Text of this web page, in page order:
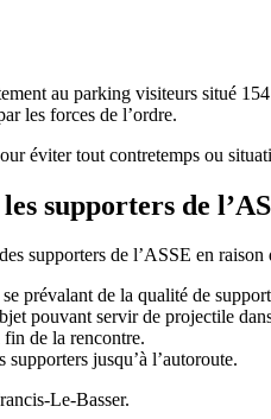
au parking visiteurs situé
les forces de l’ordre.
éviter tout contretemps ou
supporters de
supporters de l’ASSE en
prévalant de la qualité de
pouvant servir de projectile
fin de la rencontre.
jusqu’à l’autoroute.
Le-Basser.